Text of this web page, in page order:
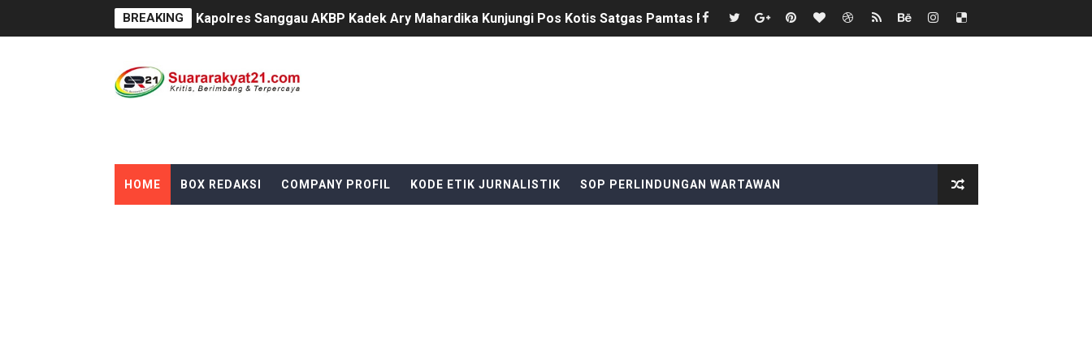
BREAKING
Satu Keluarga di Kp. Caringinlor Tinggal di Rumah Tak Layak Huni, Tidak tersentuh bantuan pemerintah
SMPN 2 Diminati Warga, Namun Bangunan Tua Mendesak Direvitalisasi
HOME BOX REDAKSI COMPANY PROFIL KODE ETIK JURNALISTIK SOP PERLINDUNGAN WARTAWAN